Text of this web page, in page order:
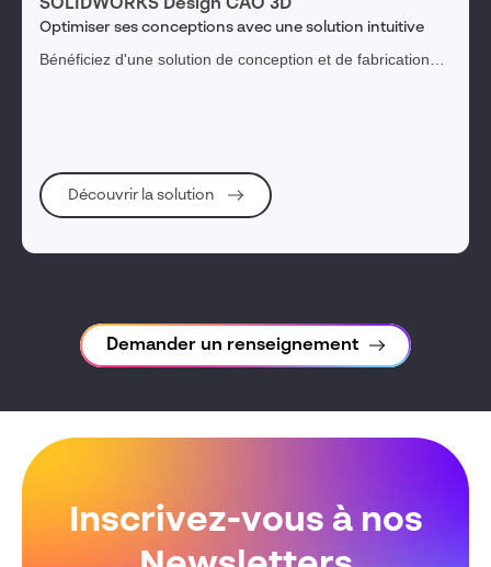
SOLIDWORKS Design CAO 3D
Optimiser ses conceptions avec une solution intuitive
Bénéficiez d'une solution de conception et de fabrication
Découvrir la solution
Demander un renseignement
Inscrivez-vous à nos